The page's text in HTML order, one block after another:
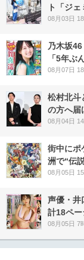
ト「ジ
08月03日
乃木坂
「5年ぶ
08月07日
松村北斗
の方へ届
08月04日
街中に
洲で“伝
08月05日
声優・井
計18ペー
08月05日 7